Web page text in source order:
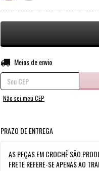
Entregas para o CEP:
Meios de envio
Não sei meu CEP
PRAZO DE ENTREGA
AS PEÇAS EM CROCHÊ SÃO
FRETE REFERE-SE APENAS AO